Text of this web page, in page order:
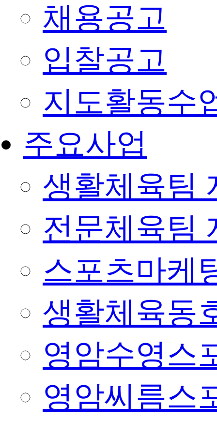
채용공고
입찰공고
지도활동수
주요사업
생활체육팀
전문체육팀
스포츠마케
생활체육동
영암수영스
영암씨름스